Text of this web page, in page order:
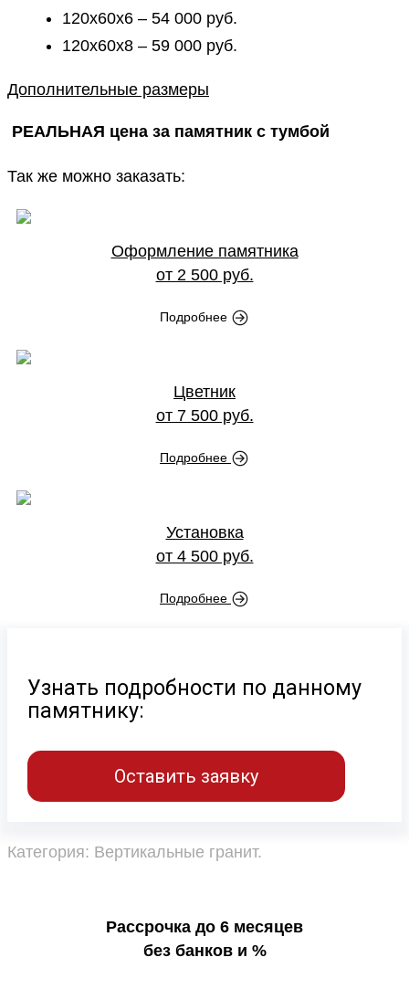
120х60х6 – 54 000 руб.
120х60х8 – 59 000 руб.
Дополнительные размеры
РЕАЛЬНАЯ цена за памятник с тумбой
Так же можно заказать:
Оформление памятника
от 2 500 руб.
Подробнее
Цветник
от 7 500 руб.
Подробнее
Установка
от 4 500 руб.
Подробнее
Узнать подробности по данному
памятнику:
Оставить заявку
Категория: Вертикальные гранит.
Рассрочка до 6 месяцев
без банков и %